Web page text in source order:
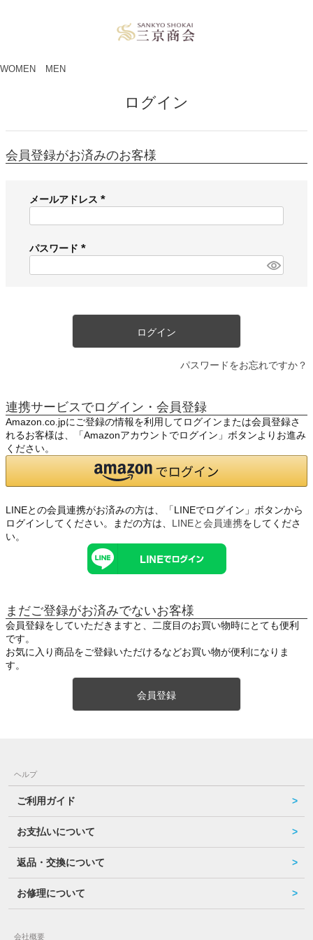
WOMEN MEN
ログイン
会員登録がお済みのお客様
メールアドレス
必
)
パスワード
必
ログイン
パスワードをお忘れですか？
連携サービスでログイン・会員登録
Amazon.co.jpにご登録の情報を利用してログインまたは会員登録さ
れるお客様は、「Amazonアカウントでログイン」ボタンよりお進み
ください。
LINEとの会員連携がお済みの方は、「LINEでログイン」ボタンから
ログインしてください。まだの方は、 LINEと会員連携をしてくださ
い。
まだご登録がお済みでないお客様
会員登録をしていただきますと、二度目のお買い物時にとても便利
です。
お気に入り商品をご登録いただけるなどお買い物が便利になりま
す。
会員登録
ヘルプ
ご利用ガイド
お支払いについて
返品・交換について
お修理について
会社概要